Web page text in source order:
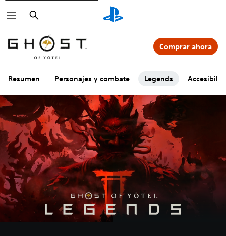
Buscar
Resumen Personajes y combate Legends
Comprar ahora